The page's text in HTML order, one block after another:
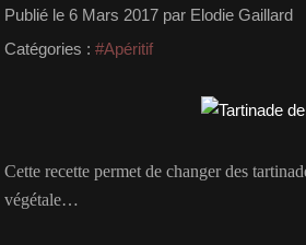
Publié le 6 Mars 2017 par Elodie Gaillard
Catégories : #Apéritif
Cette recette permet de changer des
végétale…